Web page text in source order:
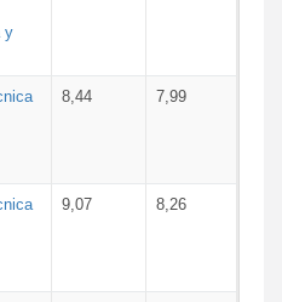
y
8,44 7,99
9,07 8,26